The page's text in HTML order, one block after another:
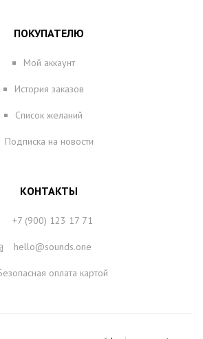
ПОКУПАТЕЛЮ
Мой аккаунт
История заказов
Список желаний
Подписка на новости
КОНТАКТЫ
+7 (900) 123 17 71
hello@sounds.one
оплата картой